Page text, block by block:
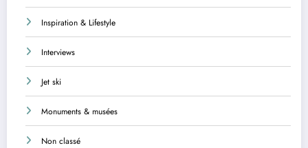
Inspiration & Lifestyle
Interviews
Jet ski
Monuments & musées
Non classé